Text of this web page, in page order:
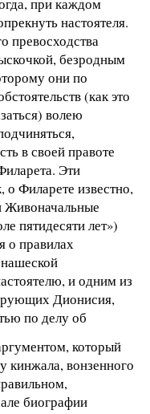
настоятеля.
превосходства
безродным
они по
(как это
волею
в своей правоте
Эти
о Филарете известно,
Живоначальные
пятидесяти лет»)
о правилах
и одним из
Дионисия,
по делу об
который
кинжала, вонзенного
биографии